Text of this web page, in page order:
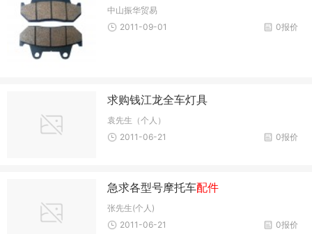
中山振华贸易
0报价
2011-09-01
求购钱江龙全车灯具
袁先生（个人）
0报价
2011-06-21
急求各型号摩托车配件
张先生(个人)
0报价
2011-06-21